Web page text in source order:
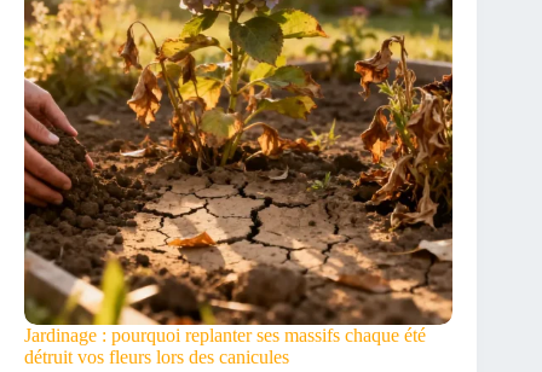
Jardinage : pourquoi replanter ses massifs chaque été
détruit vos fleurs lors des canicules